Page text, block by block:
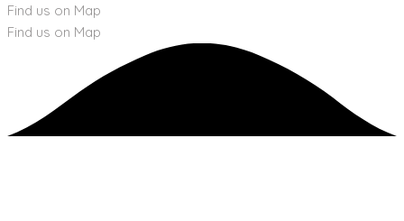
Find us on Map
Find us on Map